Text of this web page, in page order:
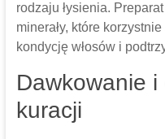
rodzaju łysienia.
minerały, które
kondycję włosów i
Dawkowanie
kuracji